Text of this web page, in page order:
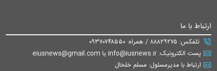
ارتباط با ما
تلفکس: ۸۸۸۲۹۲۷۵ / همراه: ۰۹۳۷۰۷۴۸۵۵۰
پست الکترونیک: info@iusnews.ir یا eiusnews@gmail.com
ارتباط با مدیرمسئول: مسلم خلخال